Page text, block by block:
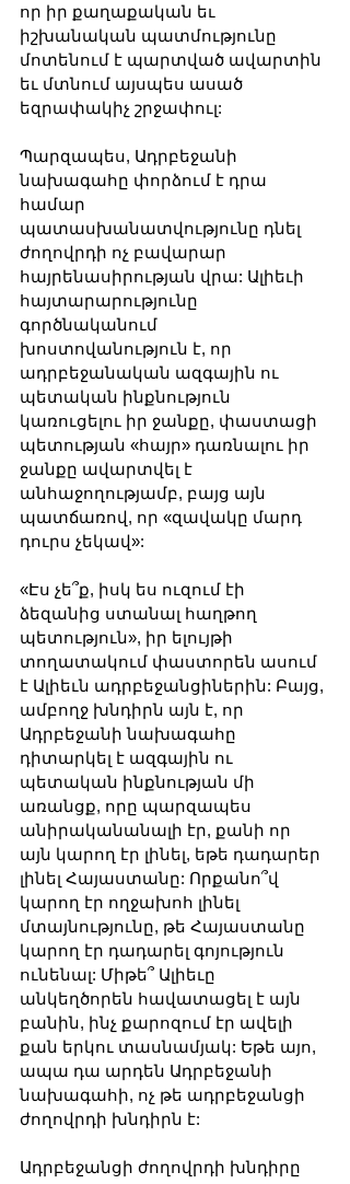
որ իր քաղաքական եւ
իշխանական պատմությունը
մոտենում է պարտված ավարտին
եւ մտնում այսպես ասած
եզրափակիչ շրջափուլ:
Պարզապես, Ադրբեջանի
նախագահը փորձում է դրա
համար
պատասխանատվությունը դնել
ժողովրդի ոչ բավարար
հայրենասիրության վրա: Ալիեւի
հայտարարությունը
գործնականում
խոստովանություն է, որ
ադրբեջանական ազգային ու
պետական ինքնություն
կառուցելու իր ջանքը, փաստացի
պետության «հայր» դառնալու իր
ջանքը ավարտվել է
անհաջողությամբ, բայց այն
պատճառով, որ «զավակը մարդ
դուրս չեկավ»:
«Էս չե՞ք, իսկ ես ուզում էի
ձեզանից ստանալ հաղթող
պետություն», իր ելույթի
տողատակում փաստորեն ասում
է Ալիեւն ադրբեջանցիներին: Բայց,
ամբողջ խնդիրն այն է, որ
Ադրբեջանի նախագահը
դիտարկել է ազգային ու
պետական ինքնության մի
առանցք, որը պարզապես
անիրականանալի էր, քանի որ
այն կարող էր լինել, եթե դադարեր
լինել Հայաստանը: Որքանո՞վ
կարող էր ողջախոհ լինել
մտայնությունը, թե Հայաստանը
կարող էր դադարել գոյություն
ունենալ: Միթե՞ Ալիեւը
անկեղծորեն հավատացել է այն
բանին, ինչ քարոզում էր ավելի
քան երկու տասնամյակ: Եթե այո,
ապա դա արդեն Ադրբեջանի
նախագահի, ոչ թե ադրբեջանցի
ժողովրդի խնդիրն է:
Ադրբեջանցի ժողովրդի խնդիրը